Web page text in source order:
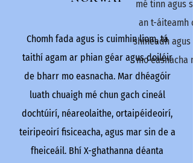
mé tinn agus
an t-áiteamh
shíneadh
mo easnacha
ag an am,
rib ag
agus
bliana anuas
ais i
Chomh fada agus is cuimhin liom, tá
taithí agam ar phian géar agus doiléir
de bharr mo easnacha. Mar dhéagóir
luath chuaigh mé chun gach cineál
dochtúirí, néareolaithe, ortaipéideoirí,
teiripeoirí fisiceacha, agus mar sin de a
fheiceáil. Bhí X-ghathanna déanta